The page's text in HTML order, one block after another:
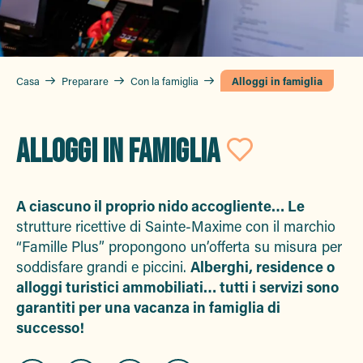
Casa Preparare Con la famiglia Alloggi in famiglia
ALLOGGI IN FAMIGLIA Ajouter
A ciascuno il proprio nido accogliente… Le
strutture ricettive di Sainte-Maxime con il marchio
“Famille Plus” propongono un’offerta su misura per
soddisfare grandi e piccini. Alberghi, residence o
alloggi turistici ammobiliati… tutti i servizi sono
garantiti per una vacanza in famiglia di
successo!